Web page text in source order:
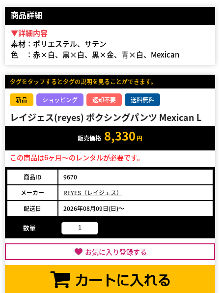
商品詳細
▼詳細内容
素材：ポリエステル、サテン
色 ：赤×白、黒×白、黒×金、青×白、Mexican
タグをタップするとタグの説明を見ることができます。
新品 ショッピング 返却不要 送料無料
レイジェス(reyes) ボクシングパンツ Mexican L
販売価格 8,330 円
この商品は6ヶ月～のレンタルが必要です。
商品ID
9670
メーカー
REYES（レイジェス）
配送日
2026年08月09日(日)～
数量
お気に入り登録する